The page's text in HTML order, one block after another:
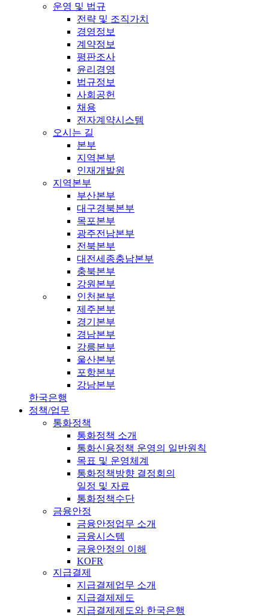
운영 및 법규
전략 및 조직가치
경영정보
계약정보
평판조사
윤리경영
법규정보
사회공헌
채용
전자계약시스템
오시는 길
본부
지역본부
인재개발원
지역본부
부산본부
대구경북본부
목포본부
광주전남본부
전북본부
대전세종충남본부
충북본부
강원본부
인천본부
제주본부
경기본부
경남본부
강릉본부
울산본부
포항본부
강남본부
한국은행
정책/업무
통화정책
통화정책 소개
통화신용정책 운영의 일반원칙
목표 및 운영체계
통화정책방향 결정회의
일정 및 자료
통화정책수단
금융안정
금융안정업무 소개
금융시스템
금융안정의 이해
KOFR
지급결제
지급결제업무 소개
지급결제제도
지급결제제도와 한국은행